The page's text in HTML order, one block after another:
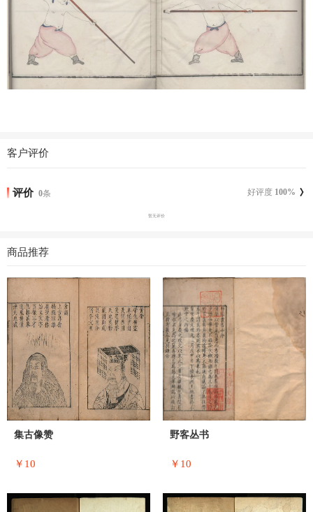
客户评价
评价 好评度 100%
0条
暂无评价
商品推荐
集古像赞
￥10
野客丛书
￥10